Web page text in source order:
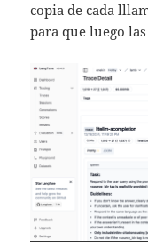
copia de cada
para que luego